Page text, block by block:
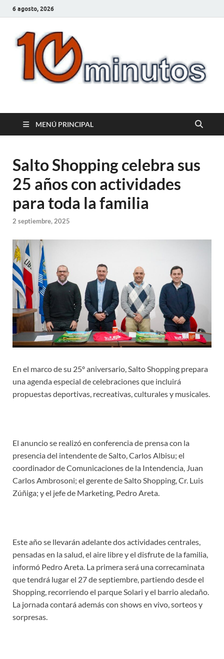
6 agosto, 2026
10minutos.com.uy
MENÚ PRINCIPAL
Salto Shopping celebra sus
25 años con actividades
para toda la familia
2 septiembre, 2025
En el marco de su 25º aniversario, Salto Shopping prepara
una agenda especial de celebraciones que incluirá
propuestas deportivas, recreativas, culturales y musicales.
El anuncio se realizó en conferencia de prensa con la
presencia del intendente de Salto, Carlos Albisu; el
coordinador de Comunicaciones de la Intendencia, Juan
Carlos Ambrosoni; el gerente de Salto Shopping, Cr. Luis
Zúñiga; y el jefe de Marketing, Pedro Areta.
Este año se llevarán adelante dos actividades centrales,
pensadas en la salud, el aire libre y el disfrute de la familia,
informó Pedro Areta. La primera será una correcaminata
que tendrá lugar el 27 de septiembre, partiendo desde el
Shopping, recorriendo el parque Solari y el barrio aledaño.
La jornada contará además con shows en vivo, sorteos y
sorpresas.